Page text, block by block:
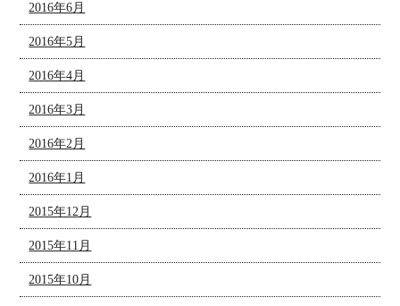
2016年6月
2016年5月
2016年4月
2016年3月
2016年2月
2016年1月
2015年12月
2015年11月
2015年10月